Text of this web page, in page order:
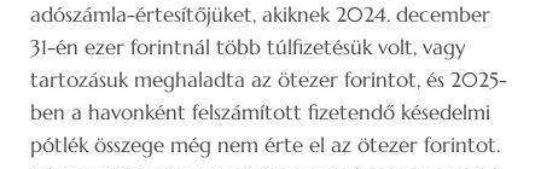
adószámla-értesítőjüket, akiknek 2024. december
31-én ezer forintnál több túlfizetésük volt, vagy
tartozásuk meghaladta az ötezer forintot, és 2025-
ben a havonként felszámított fizetendő késedelmi
pótlék összege még nem érte el az ötezer forintot.